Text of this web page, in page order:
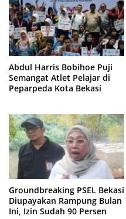
Abdul Harris Bobihoe Puji
Semangat Atlet Pelajar di
Peparpeda Kota Bekasi
Groundbreaking PSEL Bekasi
Diupayakan Rampung Bulan
Ini, Izin Sudah 90 Persen